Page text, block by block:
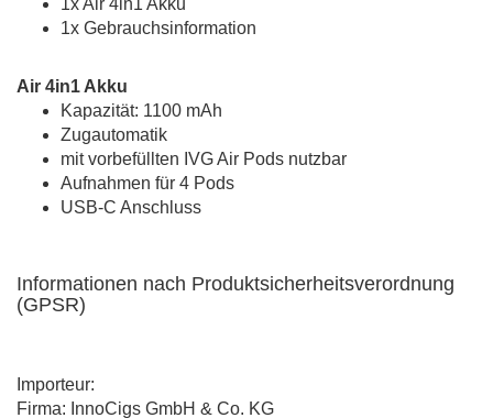
1x Gebrauchsinformation
Air 4in1 Akku
Kapazität: 1100 mAh
Zugautomatik
mit vorbefüllten IVG Air Pods nutzbar
Aufnahmen für 4 Pods
USB-C Anschluss
Informationen nach Produktsicherheitsverordnung
(GPSR)
Importeur:
Firma: InnoCigs GmbH & Co. KG